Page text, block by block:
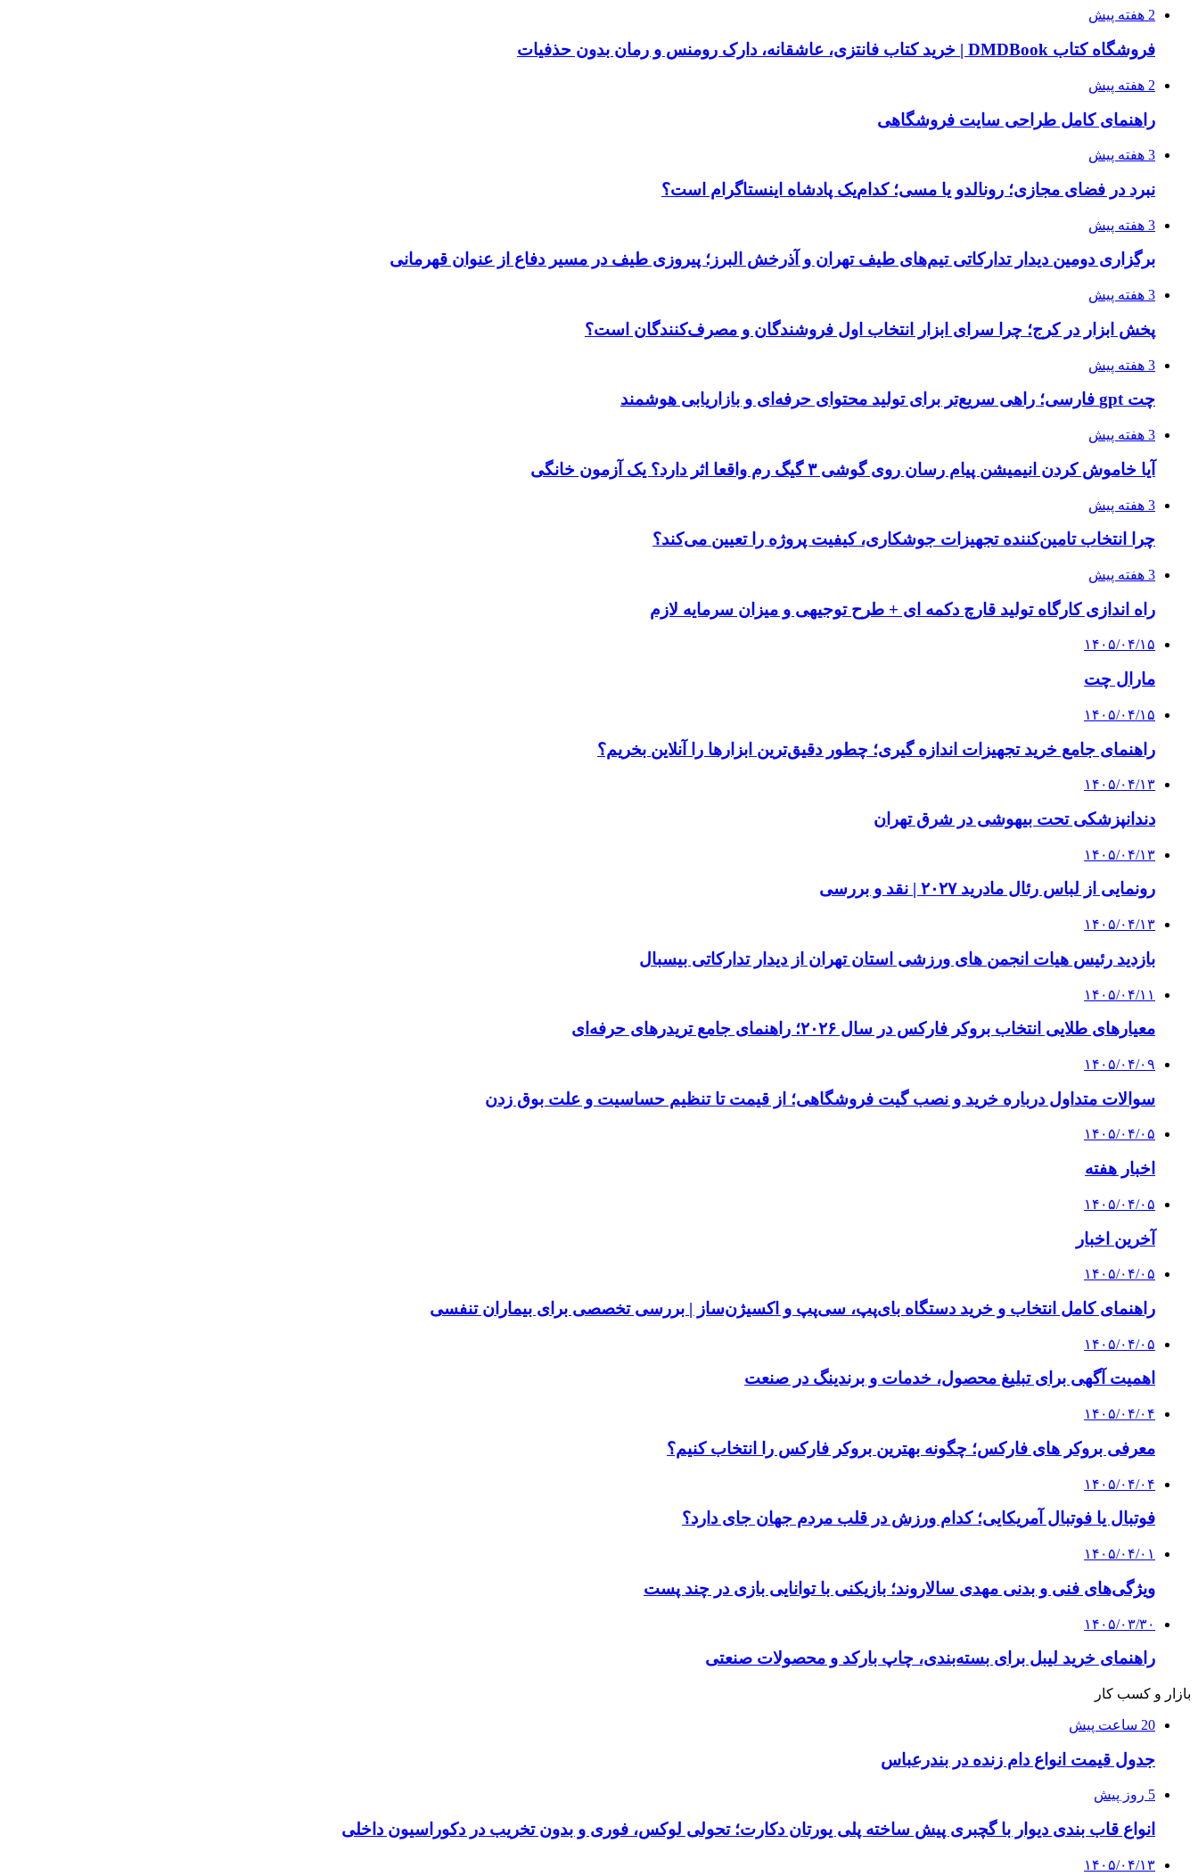
2 هفته پیش
فروشگاه کتاب DMDBook | خرید کتاب فانتزی، عاشقانه، دارک رومنس و رمان بدون حذفیات
2 هفته پیش
راهنمای کامل طراحی سایت فروشگاهی
3 هفته پیش
نبرد در فضای مجازی؛ رونالدو یا مسی؛ کدام‌یک پادشاه اینستاگرام است؟
3 هفته پیش
برگزاری دومین دیدار تدارکاتی تیم‌های طیف تهران و آذرخش البرز؛ پیروزی طیف در مسیر دفاع از عنوان قهرمانی
3 هفته پیش
پخش ابزار در کرج؛ چرا سرای ابزار انتخاب اول فروشندگان و مصرف‌کنندگان است؟
3 هفته پیش
چت gpt فارسی؛ راهی سریع‌تر برای تولید محتوای حرفه‌ای و بازاریابی هوشمند
3 هفته پیش
آیا خاموش کردن انیمیشن پیام رسان روی گوشی ۳ گیگ رم واقعا اثر دارد؟ یک آزمون خانگی
3 هفته پیش
چرا انتخاب تامین‌کننده تجهیزات جوشکاری، کیفیت پروژه را تعیین می‌کند؟
3 هفته پیش
راه اندازی کارگاه تولید قارچ دکمه ای + طرح توجیهی و میزان سرمایه لازم
۱۴۰۵/۰۴/۱۵
مارال چت
۱۴۰۵/۰۴/۱۵
راهنمای جامع خرید تجهیزات اندازه گیری؛ چطور دقیق‌ترین ابزارها را آنلاین بخریم؟
۱۴۰۵/۰۴/۱۳
دندانپزشکی تحت بیهوشی در شرق تهران
۱۴۰۵/۰۴/۱۳
رونمایی از لباس رئال مادرید ۲۰۲۷ | نقد و بررسی
۱۴۰۵/۰۴/۱۳
بازدید رئیس هیات انجمن های ورزشی استان تهران از دیدار تدارکاتی بیسبال
۱۴۰۵/۰۴/۱۱
معیارهای طلایی انتخاب بروکر فارکس در سال ۲۰۲۶؛ راهنمای جامع تریدرهای حرفه‌ای
۱۴۰۵/۰۴/۰۹
سوالات متداول درباره خرید و نصب گیت فروشگاهی؛ از قیمت تا تنظیم حساسیت و علت بوق زدن
۱۴۰۵/۰۴/۰۵
اخبار هفته
۱۴۰۵/۰۴/۰۵
آخرین اخبار
۱۴۰۵/۰۴/۰۵
راهنمای کامل انتخاب و خرید دستگاه بای‌پپ، سی‌پپ و اکسیژن‌ساز | بررسی تخصصی برای بیماران تنفسی
۱۴۰۵/۰۴/۰۵
اهمیت آگهی برای تبلیغ محصول، خدمات و برندینگ در صنعت
۱۴۰۵/۰۴/۰۴
معرفی بروکر های فارکس؛ چگونه بهترین بروکر فارکس را انتخاب کنیم؟
۱۴۰۵/۰۴/۰۴
فوتبال یا فوتبال آمریکایی؛ کدام ورزش در قلب مردم جهان جای دارد؟
۱۴۰۵/۰۴/۰۱
ویژگی‌های فنی و بدنی مهدی سالاروند؛ بازیکنی با توانایی بازی در چند پست
۱۴۰۵/۰۳/۳۰
راهنمای خرید لیبل برای بسته‌بندی، چاپ بارکد و محصولات صنعتی
بازار و کسب کار
20 ساعت پیش
جدول قیمت انواع دام زنده در بندرعباس
5 روز پیش
انواع قاب بندی دیوار با گچبری پیش ساخته پلی یورتان دکارت؛ تحولی لوکس، فوری و بدون تخریب در دکوراسیون داخلی
۱۴۰۵/۰۴/۱۳